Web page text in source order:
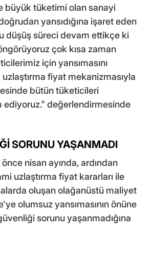
büyük tüketimi olan sanayi
yansıdığına işaret eden
düşüş süreci devam ettikçe ki
çok kısa zaman
için yansımasını
fiyat mekanizmasıyla
bütün tüketicileri
ediyoruz." değerlendirmesinde
SORUNU YAŞANMADI
nisan ayında, ardından
uzlaştırma fiyat kararları ile
oluşan olağanüstü maliyet
olumsuz yansımasının önüne
sorunu yaşanmadığına